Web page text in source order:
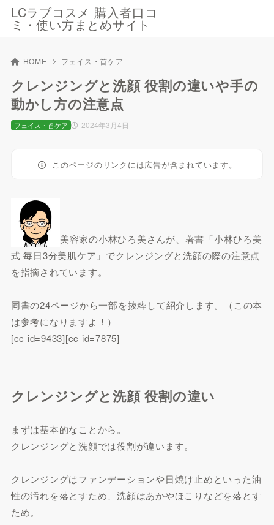
LCラブコスメ 購入者口コ
ミ・使い方まとめサイト
HOME フェイス・首ケア
クレンジングと洗顔 役割の違いや手の
動かし方の注意点
2024年3月4日
フェイス・首ケア
このページのリンクには広告が含まれています。
美容家の小林ひろ美さんが、著書「小林ひろ美
式 毎日3分美肌ケア」でクレンジングと洗顔の際の注意点
を指摘されています。
同書の24ページから一部を抜粋して紹介します。（この本
は参考になりますよ！）
[cc id=9433][cc id=7875]
クレンジングと洗顔 役割の違い
まずは基本的なことから。
クレンジングと洗顔では役割が違います。
クレンジングはファンデーションや日焼け止めといった油
性の汚れを落とすため、洗顔はあかやほこりなどを落とす
ため。